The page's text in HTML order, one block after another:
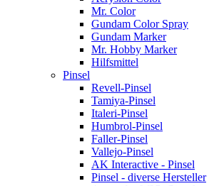
Mr. Color
Gundam Color Spray
Gundam Marker
Mr. Hobby Marker
Hilfsmittel
Pinsel
Revell-Pinsel
Tamiya-Pinsel
Italeri-Pinsel
Humbrol-Pinsel
Faller-Pinsel
Vallejo-Pinsel
AK Interactive - Pinsel
Pinsel - diverse Hersteller